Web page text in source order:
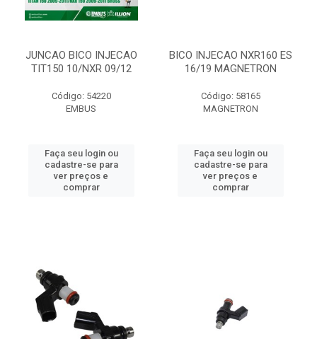
JUNCAO BICO INJECAO
TIT150 10/NXR 09/12
Código: 54220
EMBUS
Faça seu login ou
cadastre-se para
ver preços e
comprar
BICO INJECAO NXR160 ES
16/19 MAGNETRON
Código: 58165
MAGNETRON
Faça seu login ou
cadastre-se para
ver preços e
comprar